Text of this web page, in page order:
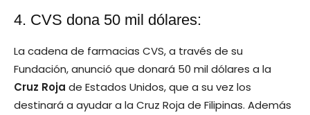
4. CVS dona 50 mil dólares:
La cadena de farmacias CVS, a través de su
Fundación, anunció que donará 50 mil dólares a la
Cruz Roja de Estados Unidos, que a su vez los
destinará a ayudar a la Cruz Roja de Filipinas. Además